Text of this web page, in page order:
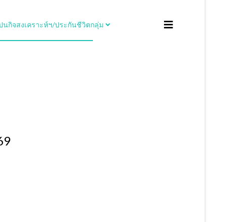
กิจสงเคราะห์ฯ/ประกันชีวิตกลุ่ม